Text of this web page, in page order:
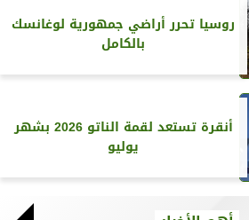
روسيا تحرر أراضي جمهورية لوغانسك
بالكامل
أنقرة تستعد لقمة الناتو 2026 بشهر
يوليو